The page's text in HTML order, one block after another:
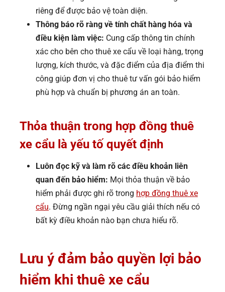
riêng để được bảo vệ toàn diện.
Thông báo rõ ràng về tính chất hàng hóa và
điều kiện làm việc: Cung cấp thông tin chính
xác cho bên cho thuê xe cẩu về loại hàng, trọng
lượng, kích thước, và đặc điểm của địa điểm thi
công giúp đơn vị cho thuê tư vấn gói bảo hiểm
phù hợp và chuẩn bị phương án an toàn.
Thỏa thuận trong hợp đồng thuê
xe cẩu là yếu tố quyết định
Luôn đọc kỹ và làm rõ các điều khoản liên
quan đến bảo hiểm: Mọi thỏa thuận về bảo
hiểm phải được ghi rõ trong hợp đồng thuê xe
cẩu. Đừng ngần ngại yêu cầu giải thích nếu có
bất kỳ điều khoản nào bạn chưa hiểu rõ.
Lưu ý đảm bảo quyền lợi bảo
hiểm khi thuê xe cẩu